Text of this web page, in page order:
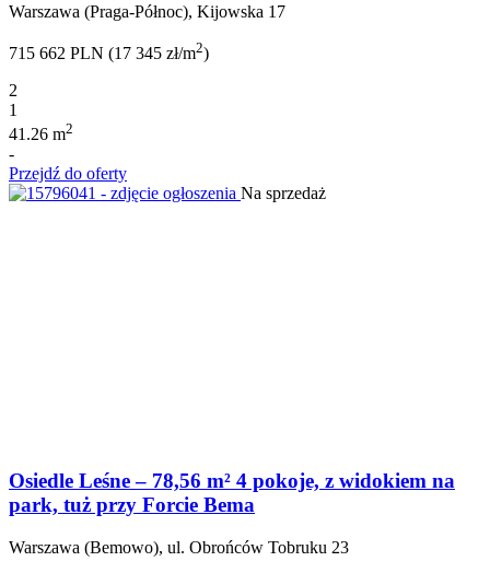
Warszawa (Praga-Północ), Kijowska 17
715 662 PLN (17 345 zł/m2)
2
1
41.26 m2
-
Przejdź do oferty
Na sprzedaż
Osiedle Leśne – 78,56 m² 4 pokoje, z widokiem na
park, tuż przy Forcie Bema
Warszawa (Bemowo), ul. Obrońców Tobruku 23